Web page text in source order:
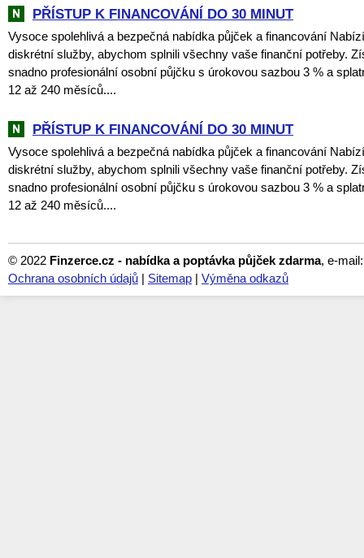
PŘÍSTUP K FINANCOVÁNÍ DO 30 MINUT
Vysoce spolehlivá a bezpečná nabídka půjček a financování
diskrétní služby, abychom splnili všechny vaše finanční potřeby.
snadno profesionální osobní půjčku s úrokovou sazbou 3 % a
12 až 240 měsíců....
PŘÍSTUP K FINANCOVÁNÍ DO 30 MINUT
Vysoce spolehlivá a bezpečná nabídka půjček a financování
diskrétní služby, abychom splnili všechny vaše finanční potřeby.
snadno profesionální osobní půjčku s úrokovou sazbou 3 % a
12 až 240 měsíců....
© 2022 Finzerce.cz - nabídka a poptávka půjček zdarma, e-
Ochrana osobních údajů | Sitemap | Výměna odkazů